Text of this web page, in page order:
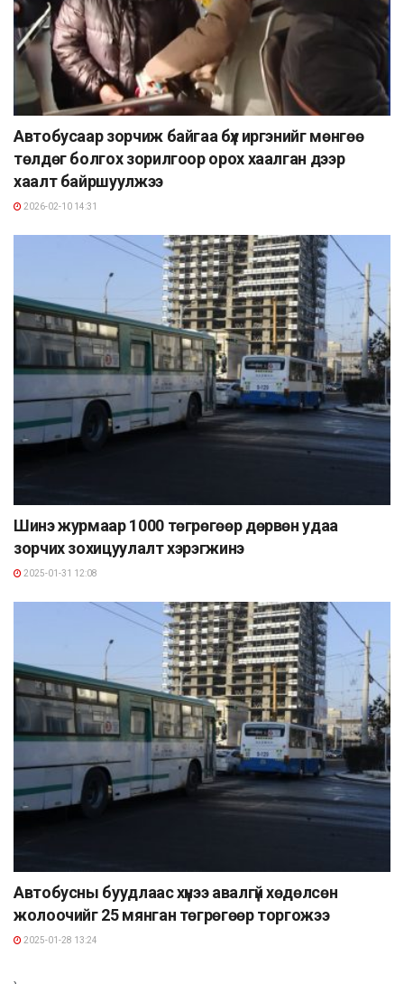
Автобусаар зорчиж байгаа бүх иргэнийг мөнгөө
төлдөг болгох зорилгоор орох хаалган дээр
хаалт байршуулжээ
2026-02-10 14:31
Шинэ журмаар 1000 төгрөгөөр дөрвөн удаа
зорчих зохицуулалт хэрэгжинэ
2025-01-31 12:08
Автобусны буудлаас хүнээ авалгүй хөдөлсөн
жолоочийг 25 мянган төгрөгөөр торгожээ
2025-01-28 13:24